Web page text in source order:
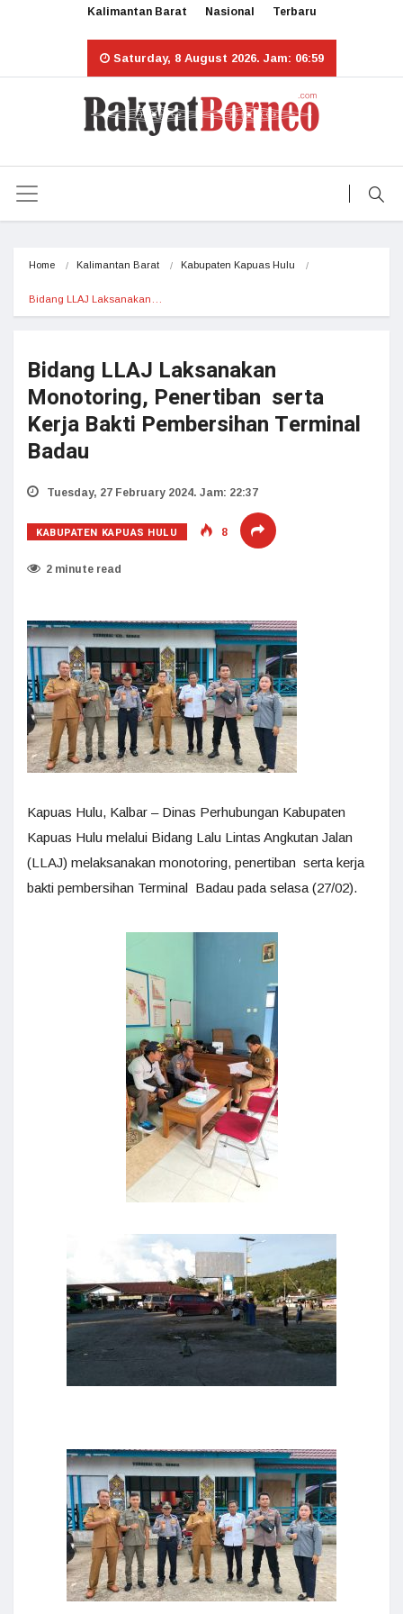
Kalimantan Barat Nasional Terbaru
Saturday, 8 August 2026. Jam: 06:59
Home Kalimantan Barat Kabupaten Kapuas Hulu
Bidang LLAJ Laksanakan…
Bidang LLAJ Laksanakan
Monotoring, Penertiban serta
Kerja Bakti Pembersihan Terminal
Badau
Tuesday, 27 February 2024. Jam: 22:37
KABUPATEN KAPUAS HULU 8
2 minute read
Kapuas Hulu, Kalbar – Dinas Perhubungan Kabupaten
Kapuas Hulu melalui Bidang Lalu Lintas Angkutan Jalan
(LLAJ) melaksanakan monotoring, penertiban serta kerja
bakti pembersihan Terminal Badau pada selasa (27/02).